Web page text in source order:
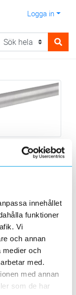
innehållet
funktioner
Vi
och annan
medier och
med.
med annan
som de har
Logga in
i utsatta
dina behov
enligt
klimat och
en unik